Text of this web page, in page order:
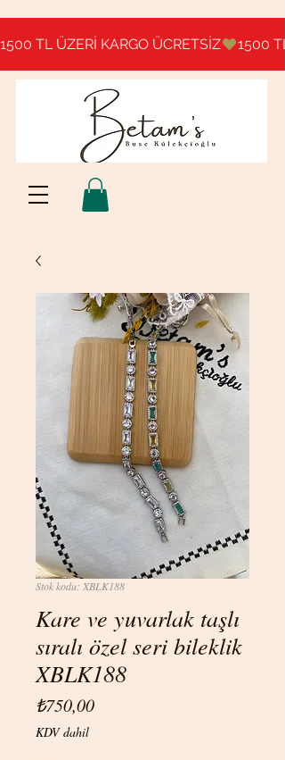
1500 TL ÜZERİ KARGO ÜCRETSİZ
Stok kodu: XBLK188
Kare ve yuvarlak taşlı
sıralı özel seri bileklik
XBLK188
₺750,00Fiyat
KDV dahil